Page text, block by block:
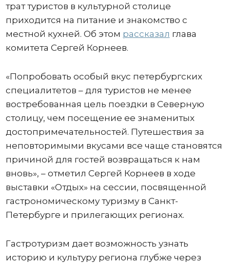
трат туристов в культурной столице
приходится на питание и знакомство с
местной кухней. Об этом рассказал глава
комитета Сергей Корнеев.
«Попробовать особый вкус петербургских
специалитетов – для туристов не менее
востребованная цель поездки в Северную
столицу, чем посещение ее знаменитых
достопримечательностей. Путешествия за
неповторимыми вкусами все чаще становятся
причиной для гостей возвращаться к нам
вновь», – отметил Сергей Корнеев в ходе
выставки «Отдых» на сессии, посвященной
гастрономическому туризму в Санкт-
Петербурге и прилегающих регионах.
Гастротуризм дает возможность узнать
историю и культуру региона глубже через